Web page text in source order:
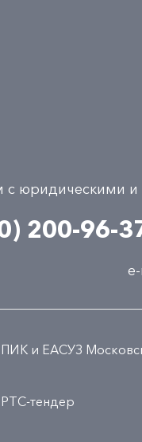
с юридическими
200-96-
ПИК и ЕАСУЗ
РТС-тендер